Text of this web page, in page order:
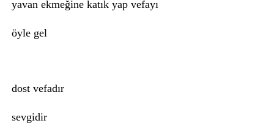
yavan ekmeğine katık yap vefayı
öyle gel
dost vefadır
sevgidir